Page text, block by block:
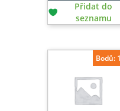
Přidat do
seznamu
Bodů: